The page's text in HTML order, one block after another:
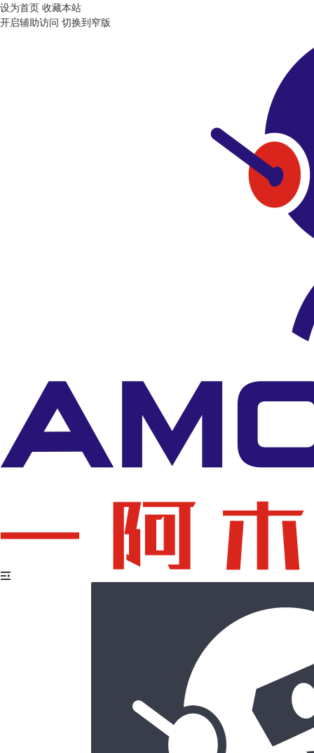
设为首页 收藏本站
开启辅助访问 切换到窄版